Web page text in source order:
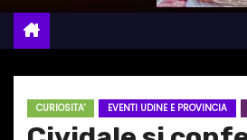
CURIOSITA' EVENTI UDINE E PROVINCIA